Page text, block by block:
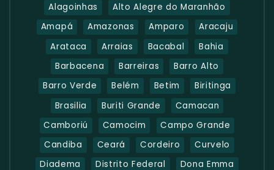
Alagoinhas
Alto Alegre do Maranhão
Amapá
Amazonas Amparo
Aracaju
Arataca
Arraias Bacabal
Bahia
Barbacena
Barreiras
Barro Alto
Barro Verde
Belém Betim
Biritinga
Brasilia
Buriti Grande
Camacan
Camboriú
Camocim
Campo Grande
Candiba
Ceará Cordeiro
Curvelo
Diadema
Distrito Federal Dona Emma